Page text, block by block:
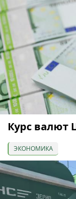
Курс валют
ЭКОНОМИКА